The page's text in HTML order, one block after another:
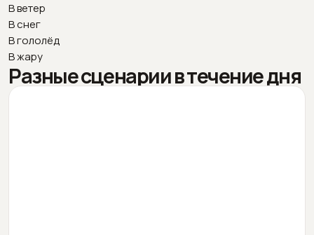
В ветер
В снег
В гололёд
В жару
Разные сценарии в течение дня